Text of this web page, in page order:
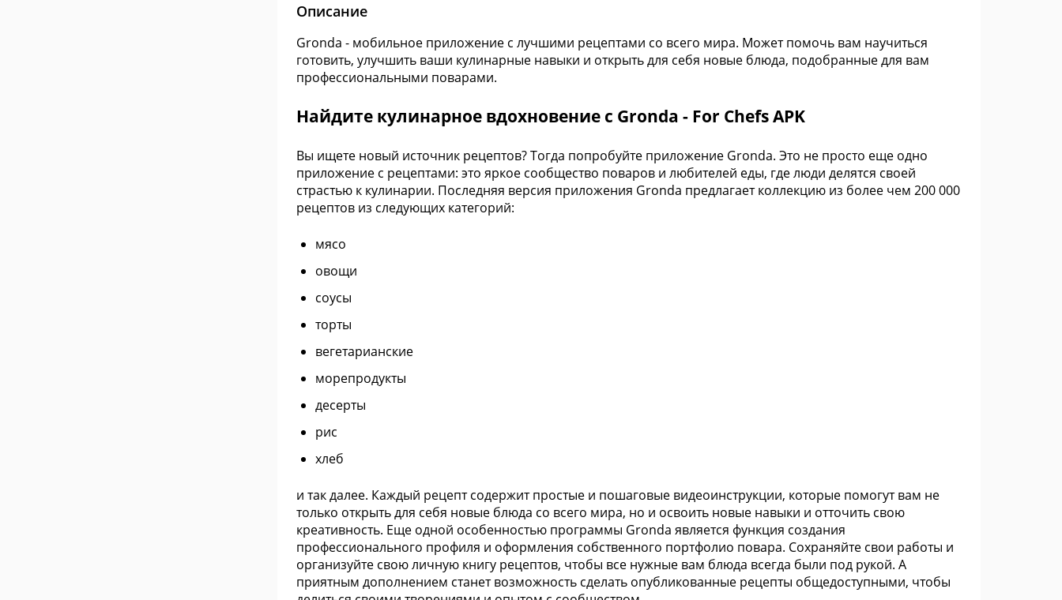
Описание
Gronda - мобильное приложение с лучшими рецептами со всего мира. Может помочь вам научиться
готовить, улучшить ваши кулинарные навыки и открыть для себя новые блюда, подобранные для вам
профессиональными поварами.
Найдите кулинарное вдохновение с Gronda - For Chefs APK
Вы ищете новый источник рецептов? Тогда попробуйте приложение Gronda. Это не просто еще одно
приложение с рецептами: это яркое сообщество поваров и любителей еды, где люди делятся своей
страстью к кулинарии. Последняя версия приложения Gronda предлагает коллекцию из более чем 200 000
рецептов из следующих категорий:
мясо
овощи
соусы
торты
вегетарианские
морепродукты
десерты
рис
хлеб
и так далее. Каждый рецепт содержит простые и пошаговые видеоинструкции, которые помогут вам не
только открыть для себя новые блюда со всего мира, но и освоить новые навыки и отточить свою
креативность. Еще одной особенностью программы Gronda является функция создания
профессионального профиля и оформления собственного портфолио повара. Сохраняйте свои работы и
организуйте свою личную книгу рецептов, чтобы все нужные вам блюда всегда были под рукой. А
приятным дополнением станет возможность сделать опубликованные рецепты общедоступными, чтобы